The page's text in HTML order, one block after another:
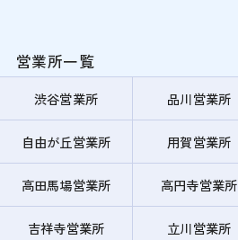
営業所一覧
渋谷営業所 品川営業所
自由が丘営業所 用賀営業所
高田馬場営業所 高円寺営業所
吉祥寺営業所 立川営業所